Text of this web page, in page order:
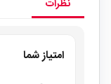
نظرات
امتیاز شما